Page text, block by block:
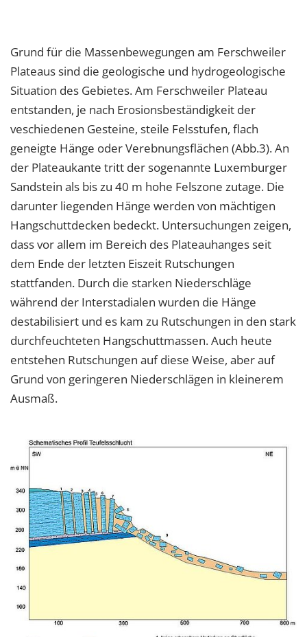
Grund für die Massenbewegungen am Ferschweiler
Plateaus sind die geologische und hydrogeologische
Situation des Gebietes. Am Ferschweiler Plateau
entstanden, je nach Erosionsbeständigkeit der
veschiedenen Gesteine, steile Felsstufen, flach
geneigte Hänge oder Verebnungsflächen (Abb.3). An
der Plateaukante tritt der sogenannte Luxemburger
Sandstein als bis zu 40 m hohe Felszone zutage. Die
darunter liegenden Hänge werden von mächtigen
Hangschuttdecken bedeckt. Untersuchungen zeigen,
dass vor allem im Bereich des Plateauhanges seit
dem Ende der letzten Eiszeit Rutschungen
stattfanden. Durch die starken Niederschläge
während der Interstadialen wurden die Hänge
destabilisiert und es kam zu Rutschungen in den stark
durchfeuchteten Hangschuttmassen. Auch heute
entstehen Rutschungen auf diese Weise, aber auf
Grund von geringeren Niederschlägen in kleinerem
Ausmaß.